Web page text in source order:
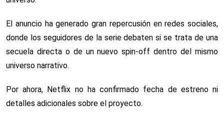
El anuncio ha generado gran repercusión en redes sociales,
donde los seguidores de la serie debaten si se trata de una
secuela directa o de un nuevo spin-off dentro del mismo
universo narrativo.
Por ahora, Netflix no ha confirmado fecha de estreno ni
detalles adicionales sobre el proyecto.